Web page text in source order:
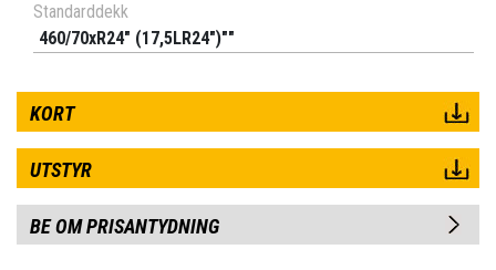
Standarddekk
460/70xR24" (17,5LR24")""
KORT
UTSTYR
BE OM PRISANTYDNING